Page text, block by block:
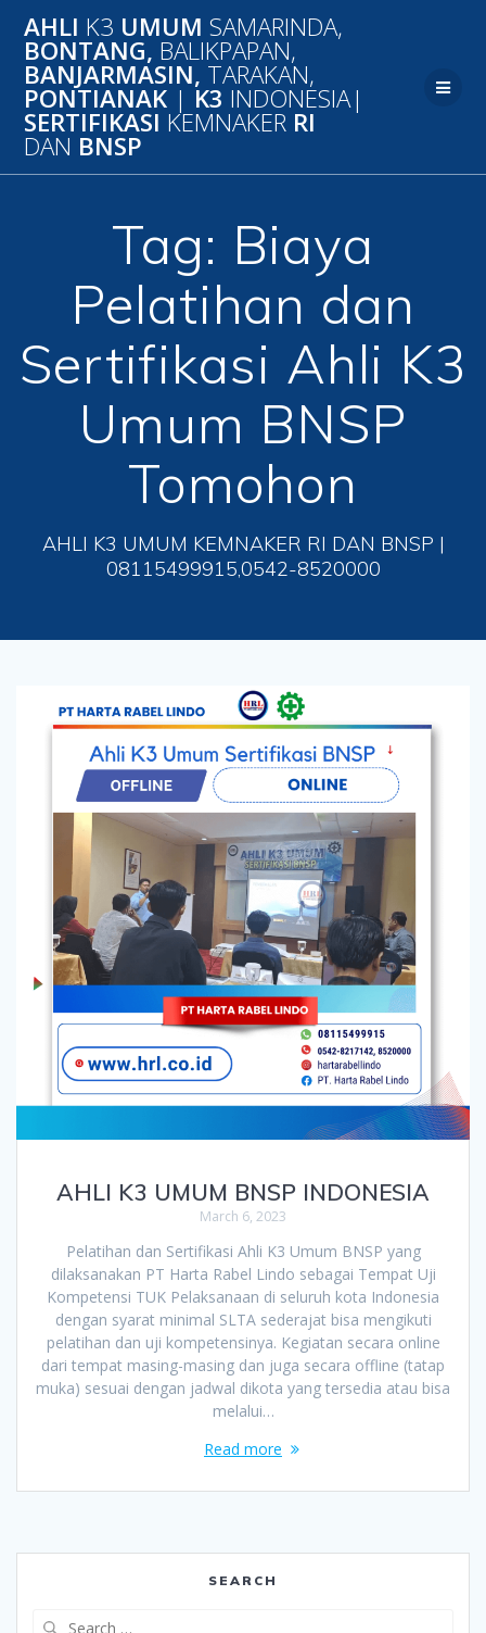
to
content
AHLI K3 UMUM SAMARINDA,
BONTANG, BALIKPAPAN,
BANJARMASIN, TARAKAN,
PONTIANAK | K3 INDONESIA|
SERTIFIKASI KEMNAKER RI
DAN BNSP
Tag: Biaya
Pelatihan dan
Sertifikasi Ahli K3
Umum BNSP
Tomohon
AHLI K3 UMUM KEMNAKER RI DAN BNSP |
08115499915,0542-8520000
AHLI K3 UMUM BNSP INDONESIA
March 6, 2023
Pelatihan dan Sertifikasi Ahli K3 Umum BNSP yang
dilaksanakan PT Harta Rabel Lindo sebagai Tempat Uji
Kompetensi TUK Pelaksanaan di seluruh kota Indonesia
dengan syarat minimal SLTA sederajat bisa mengikuti
pelatihan dan uji kompetensinya. Kegiatan secara online
dari tempat masing-masing dan juga secara offline (tatap
muka) sesuai dengan jadwal dikota yang tersedia atau bisa
melalui…
Read more
SEARCH